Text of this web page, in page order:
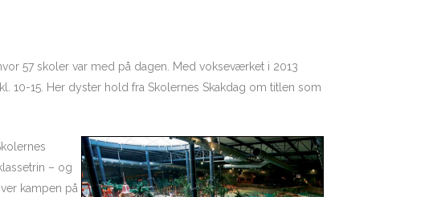
57 skoler var med på dagen. Med vokseværket i 2013
10-15. Her dyster hold fra Skolernes Skakdag om titlen som
– og
kampen på